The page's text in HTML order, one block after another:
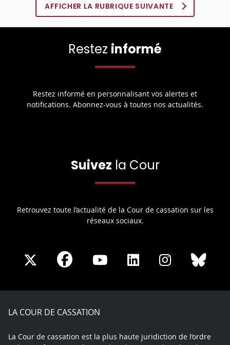
AFFICHER LA RUBRIQUE SUIVANTE
Restez informé
Restez informé en personnalisant vos alertes et
notifications. Abonnez-vous à toutes nos actualités.
Suivez la Cour
Retrouvez toute l’actualité de la Cour de cassation sur les
réseaux sociaux.
Share
X
Share
Facebook
Share
Youtube
Share
LinkedIn
Share
Instagram
LA COUR DE CASSATION
La Cour de cassation est la plus haute juridiction de l’ordre